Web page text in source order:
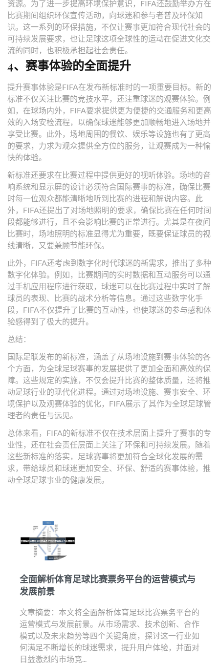
资源。为了进一步提高环境保护意识，FIFA还鼓励举办方在
比赛期间组织环保宣传活动，向球迷和参与者普及环保知
识。这一系列的环保措施，不仅让赛事更加符合现代社会的
可持续发展要求，也让足球这项全球性的运动在促进文化交
流的同时，也积极承担起社会责任。
4、赛事体验的全面提升
提升赛事体验是FIFA在发布新标准时的一项重要目标。新的
标准不仅关注比赛的竞技水平，还注重球迷的观赛体验。例
如，在球场内外，FIFA要求提供更为便捷的交通服务和更高
效的入场安检流程，以确保球迷能够更加顺畅地进入场地并
享受比赛。此外，场地周围的餐饮、娱乐等设施也有了更高
的要求，力求为观众提供全方位的服务，让观赛成为一种愉
快的体验。
新标准还要求在比赛过程中提供更好的视听体验。场地的音
响系统和显示屏的设计必须符合国际赛事的标准，确保比赛
时每一位观众都能清晰地听到比赛的进程和解说内容。此
外，FIFA还提出了对场地照明的要求，确保比赛在任何时间
段都能够进行，且不会影响比赛的正常进行。尤其是在夜间
比赛时，场地照明的标准显得尤为重要，既要保证球员的视
线清晰，又要兼顾节能环保。
此外，FIFA还考虑到数字化时代球迷的新需求，推出了多种
数字化体验。例如，比赛期间的实时数据和互动服务可以通
过手机应用程序进行获取，球迷可以在比赛过程中实时了解
球员的表现、比赛的战术分析等信息。通过这些数字化手
段，FIFA不仅提升了比赛的互动性，也使球迷的参与感和体
验感得到了极大的提升。
总结：
国际足联发布的新标准，涵盖了从场地设施到赛事体验的各
个方面，为全球足球赛事的发展提供了更加全面和高效的保
障。这些规定的实施，不仅会提升比赛的整体质量，还将推
动足球行业的现代化进程。通过对场地设施、赛事安全、环
境保护以及观赛体验的优化，FIFA展示了其作为全球足球管
理者的责任与远见。
总体来看，FIFA的新标准不仅在技术层面上提升了赛事的专
业性，还在社会责任层面上关注了环保和可持续发展。随着
这些新标准的落实，足球赛事将更加符合全球化发展的需
求，带给球员和球迷更加安全、环保、舒适的赛事体验，推
动全球足球事业的健康发展。
全面解析体育足球比赛票务平台的运营模式与
发展前景
文章摘要：本文将全面解析体育足球比赛票务平台的
运营模式与发展前景。从市场需求、技术创新、合作
模式以及未来趋势等四个关键角度，探讨这一行业如
何满足不断增长的球迷需求，提升用户体验，并面对
日益激烈的市场竞...